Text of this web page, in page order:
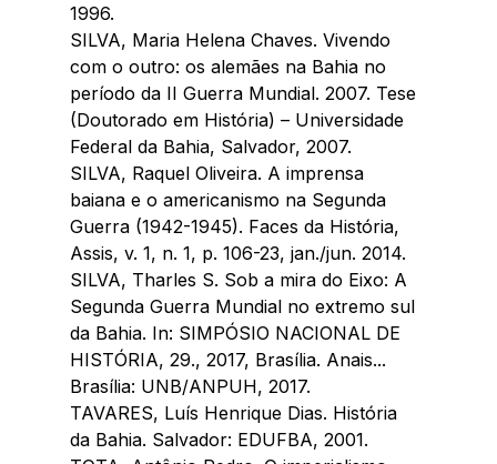
1996.
SILVA, Maria Helena Chaves. Vivendo
com o outro: os alemães na Bahia no
período da II Guerra Mundial. 2007. Tese
(Doutorado em História) – Universidade
Federal da Bahia, Salvador, 2007.
SILVA, Raquel Oliveira. A imprensa
baiana e o americanismo na Segunda
Guerra (1942-1945). Faces da História,
Assis, v. 1, n. 1, p. 106-23, jan./jun. 2014.
SILVA, Tharles S. Sob a mira do Eixo: A
Segunda Guerra Mundial no extremo sul
da Bahia. In: SIMPÓSIO NACIONAL DE
HISTÓRIA, 29., 2017, Brasília. Anais...
Brasília: UNB/ANPUH, 2017.
TAVARES, Luís Henrique Dias. História
da Bahia. Salvador: EDUFBA, 2001.